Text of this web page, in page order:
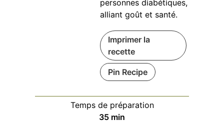
personnes diabétiques,
alliant goût et santé.
Imprimer la
recette
Pin Recipe
Temps de préparation
35minutes
min